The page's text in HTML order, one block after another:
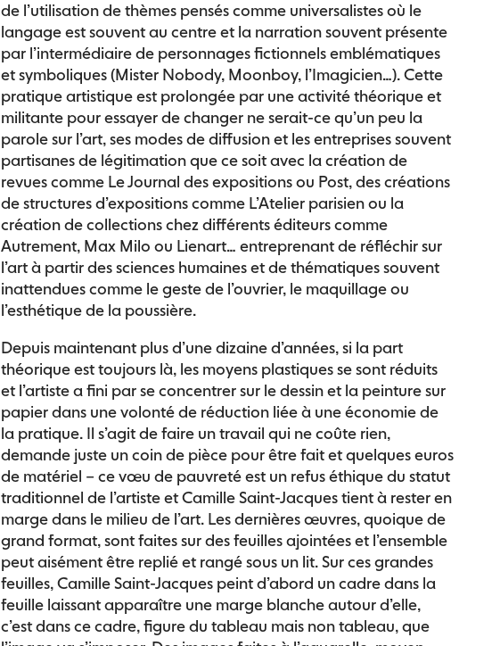
de l’utilisation de thèmes pensés comme universalistes où le
langage est souvent au centre et la narration souvent présente
par l’intermédiaire de personnages fictionnels emblématiques
et symboliques (Mister Nobody, Moonboy, l’Imagicien…). Cette
pratique artistique est prolongée par une activité théorique et
militante pour essayer de changer ne serait-ce qu’un peu la
parole sur l’art, ses modes de diffusion et les entreprises souvent
partisanes de légitimation que ce soit avec la création de
revues comme Le Journal des expositions ou Post, des créations
de structures d’expositions comme L’Atelier parisien ou la
création de collections chez différents éditeurs comme
Autrement, Max Milo ou Lienart… entreprenant de réfléchir sur
l’art à partir des sciences humaines et de thématiques souvent
inattendues comme le geste de l’ouvrier, le maquillage ou
l’esthétique de la poussière.
Depuis maintenant plus d’une dizaine d’années, si la part
théorique est toujours là, les moyens plastiques se sont réduits
et l’artiste a fini par se concentrer sur le dessin et la peinture sur
papier dans une volonté de réduction liée à une économie de
la pratique. Il s’agit de faire un travail qui ne coûte rien,
demande juste un coin de pièce pour être fait et quelques euros
de matériel – ce vœu de pauvreté est un refus éthique du statut
traditionnel de l’artiste et Camille Saint-Jacques tient à rester en
marge dans le milieu de l’art. Les dernières œuvres, quoique de
grand format, sont faites sur des feuilles ajointées et l’ensemble
peut aisément être replié et rangé sous un lit. Sur ces grandes
feuilles, Camille Saint-Jacques peint d’abord un cadre dans la
feuille laissant apparaître une marge blanche autour d’elle,
c’est dans ce cadre, figure du tableau mais non tableau, que